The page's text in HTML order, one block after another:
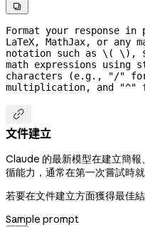

Format your response
LaTeX, MathJax, or any
notation such as \(
math expressions using
characters (e.g., "/"
multiplication, and "^"

文件建立
Claude 的最新模型在建立簡
循能力，通常在第一次嘗試時
若要在文件建立方面獲得最佳結
Sample prompt